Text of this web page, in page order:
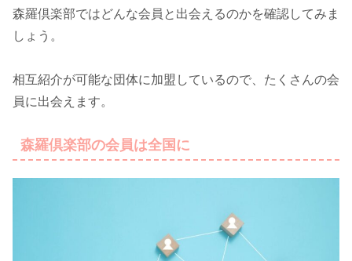
森羅倶楽部ではどんな会員と出会えるのかを確認してみま
しょう。
相互紹介が可能な団体に加盟しているので、たくさんの会
員に出会えます。
森羅倶楽部の会員は全国に